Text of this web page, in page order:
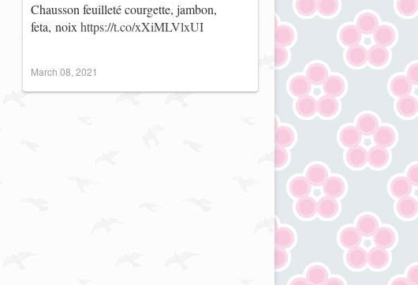
Chausson feuilleté courgette, jambon,
feta, noix https://t.co/xXiMLVlxUI
March 08, 2021